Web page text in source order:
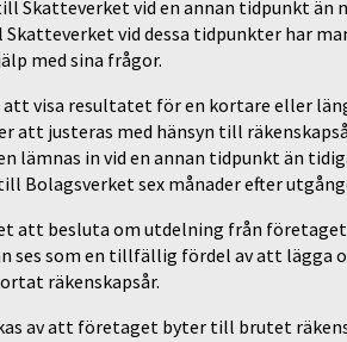
vid en annan tidpunkt än
vid dessa tidpunkter har
med sina frågor.
visa resultatet för en kortare eller
att justeras med hänsyn till
lämnas in vid en annan tidpunkt än
Bolagsverket sex månader efter
att besluta om utdelning från
ses som en tillfällig fördel av att lägga
räkenskapsår.
av att företaget byter till brutet